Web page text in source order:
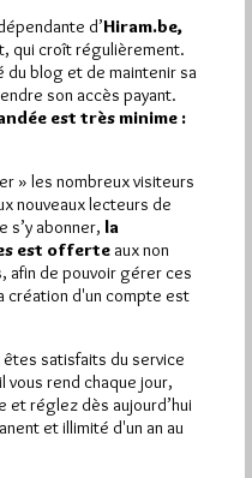
: Pirsch.io)
Plus d’informations
d’Hiram.be,
qui croît régulièrement.
du blog et de maintenir sa
son accès payant.
est très minime :
» les nombreux visiteurs
nouveaux lecteurs de
s’y abonner, la
est offerte aux non
afin de pouvoir gérer ces
création d'un compte est
satisfaits du service
vous rend chaque jour,
réglez dès aujourd’hui
et illimité d'un an au